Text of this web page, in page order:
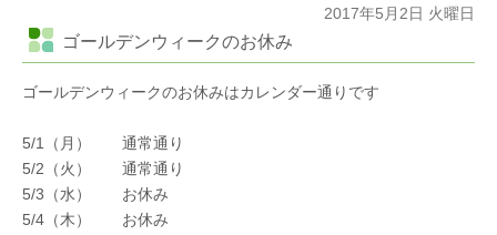
2017年5月2日 火曜日
ゴールデンウィークのお休み
ゴールデンウィークのお休みはカレンダー通りです
5/1（月） 通常通り
5/2（火） 通常通り
5/3（水） お休み
5/4（木） お休み